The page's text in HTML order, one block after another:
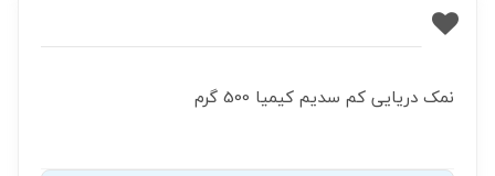
نمک دریایی کم سدیم کیمیا 500 گرم